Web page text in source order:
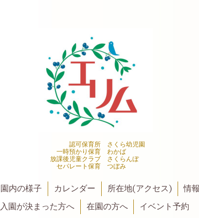
認可保育所 さくら幼児園
一時預かり保育 わかば
放課後児童クラブ さくらんぼ
セパレート保育 つぼみ
園内の様子 カレンダー 所在地(アクセス) 情
入園が決まった方へ
在園の方へ イベント予約